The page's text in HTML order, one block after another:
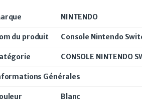
NINTENDO
du produit Console Nintendo
CONSOLE NINTENDO
Générales
Blanc